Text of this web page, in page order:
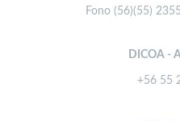
Fono (56)(55)
DICOA -
+56 55